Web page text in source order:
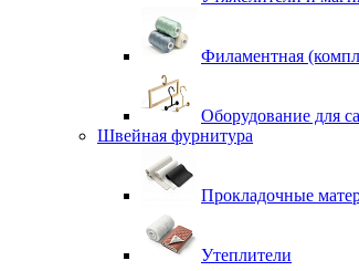
Филаментная
Оборудование для
Швейная фурнитура
Прокладочные
Утеплители